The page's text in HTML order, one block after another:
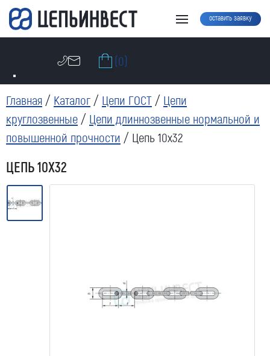
оставить заявку
(0)
Главная / Каталог / Цепи ГОСТ / Цепи
круглозвенные / Цепи длиннозвенные нормальной и
повышенной прочности / Цепь 10х32
ЦЕПЬ 10Х32